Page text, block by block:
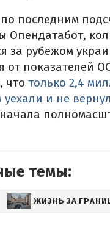
по последним
Опендатабот,
за рубежом
от показателей
что только 2,4
и не
темы:
ЖИЗНЬ ЗА